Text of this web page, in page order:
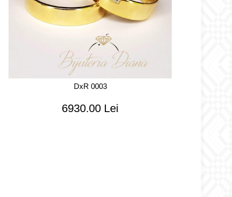
DxR 0003
6930.00 Lei